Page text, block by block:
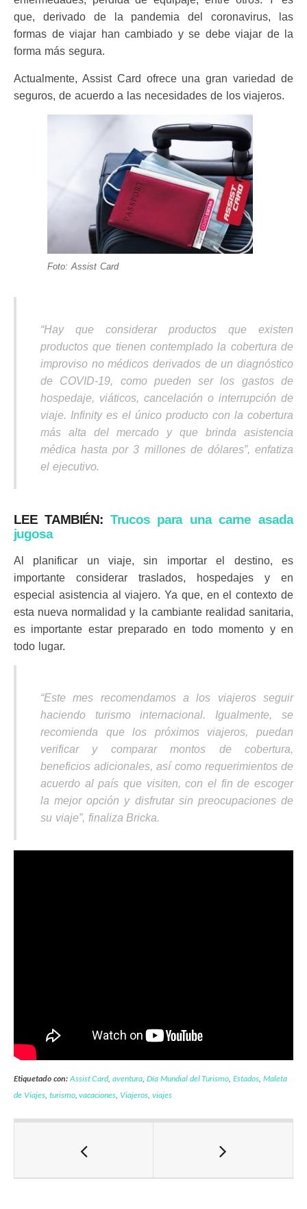
que, derivado de la pandemia del coronavirus, las
formas de viajar han cambiado y se debe viajar de la
forma más segura.
Actualmente, Assist Card ofrece una gran variedad de
seguros, de acuerdo a las necesidades de los viajeros.
Foto: Assist Card
“Hay que considerar productos que existen
productos que tienen contemplado la cobertura de
improviso no médicos derivados de un diagnóstico
de COVID-19, como pueden ser los gastos de
hospedaje, viáticos, cancelación o interrupción de
viaje. Infinity es el único producto con la cobertura
más alta del mercado y que brinda asistencia
médica hasta por 3 millones de dólares”, enfatiza
el ejecutivo.
LEE TAMBIÉN: Trucos para una carne asada
jugosa
Al planificar un viaje, sin importar el destino, es
importante considerar traslados, hospedajes y en
especial asistencia al viajero. Ya que, en el contexto de
esta nueva normalidad y la cambiante realidad sanitaria,
es importante estar preparado en todo momento y en
todo lugar.
“Este mes recomendamos a los viajeros seguir
haciendo turismo internacional. Igualmente, se
recomienda que los próximos viajeros, puedan
verificar y compararmontos de cobertura,
beneficios adicionales, así como requerimientos de
acuerdo al país que visiten, con el fin de escoger
la mejor opción y disfrutar sin preocupaciones de
su viaje”, finaliza Bricka.
Etiquetado con:Assist Card,aventura,Día Mundial del Turismo,Estados,Maleta
de Viajes, turismo,vacaciones,Viajeros,viajes